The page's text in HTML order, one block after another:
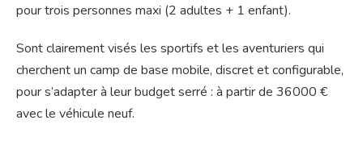
pour trois personnes maxi (2 adultes + 1 enfant).
Sont clairement visés les sportifs et les aventuriers qui
cherchent un camp de base mobile, discret et configurable,
pour s’adapter à leur budget serré : à partir de 36000 €
avec le véhicule neuf.